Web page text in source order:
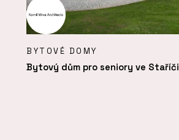
BYTOVÉ DOMY
Bytový dům pro seniory ve Staříči